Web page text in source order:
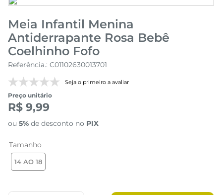
Meia Infantil Menina
Antiderrapante Rosa Bebê
Coelhinho Fofo
Referência.: C01102630013701
Seja o primeiro a avaliar
Preço unitário
R$ 9,99
ou 5% de desconto no PIX
Tamanho
14 AO 18